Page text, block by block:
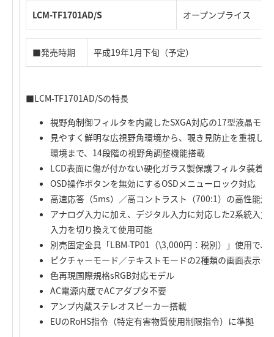
LCM-TF1701AD/S オープンプライス
■発売時期 平成19年1月下旬（予定）
■LCM-TF1701AD/Sの特長
視野角制御フィルタを内蔵したSXGA対応の17型液晶モニ
見やすく鮮明な広視野角環境から、覗き見防止を重視し
環境まで、14段階の視野角調整機能搭載
LCD表面に傷が付かない硬化ガラス製保護フィルタ装着
OSD操作ボタンを無効にするOSDメニューロック対応
高速応答（5ms）／高コントラスト（700:1）の高性能液
アナログ入力に加え、デジタル入力に対応した2系統入
入力を切り換えて使用可能
別売固定金具「LBM-TP01（\3,000円：税別）」使用で、
ピクチャーモード／テキストモードの2種類の画面表示モ
色再現国際規格sRGB対応モデル
AC電源内蔵でACアダプタ不要
アンプ内蔵ステレオスピーカー搭載
EUのRoHS指令（特定有害物質使用制限指令）に準拠